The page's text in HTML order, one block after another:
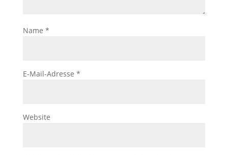
Name *
E-Mail-Adresse *
Website